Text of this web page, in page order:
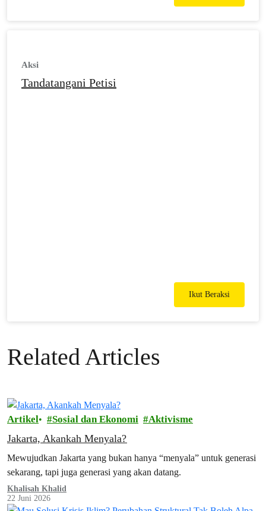
Aksi
Tandatangani Petisi
Ikut Beraksi
Related Articles
Artikel Sosial dan Ekonomi Aktivisme
Jakarta, Akankah Menyala?
Mewujudkan Jakarta yang bukan hanya “menyala” untuk generasi
sekarang, tapi juga generasi yang akan datang.
Khalisah Khalid
22 Juni 2026